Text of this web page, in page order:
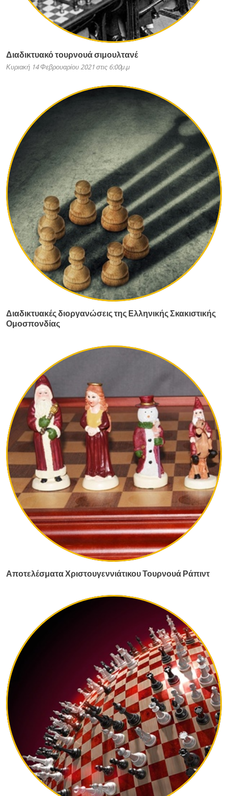
Διαδικτυακό τουρνουά σιμουλτανέ
Κυριακή 14 Φεβρουαρίου 2021 στις 6:00μ.μ
Διαδικτυακές διοργανώσεις της Ελληνικής Σκακιστικής
Ομοσπονδίας
Αποτελέσματα Χριστουγεννιάτικου Τουρνουά Ράπιντ